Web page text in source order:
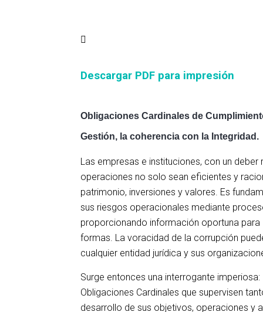
Descargar PDF para impresión
Obligaciones Cardinales de
Gestión, la coherencia con la Integridad.
Las empresas e instituciones, con un
operaciones no solo sean eficientes y
patrimonio, inversiones y valores. Es
sus riesgos operacionales mediante
proporcionando información oportuna
formas. La voracidad de la corrupción
cualquier entidad jurídica y sus
Surge entonces una interrogante
Obligaciones Cardinales que supervisen
desarrollo de sus objetivos, operaciones y